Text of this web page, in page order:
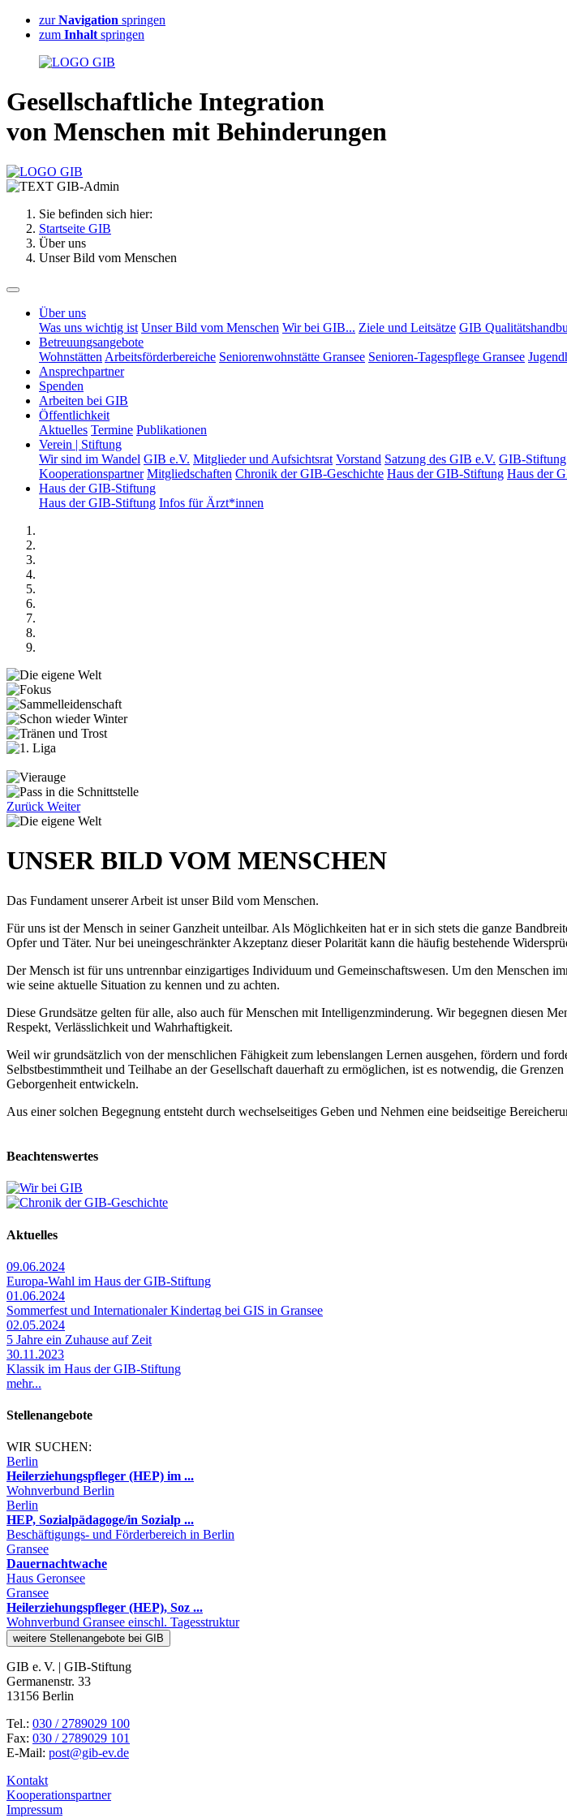
zurNavigation springen
zum Inhalt springen
Gesellschaftliche Integration
von Menschen mit Behinderungen
Sie befinden sich hier:
Startseite GIB
Über uns
Unser Bild vom Menschen
Über uns
Was uns wichtig ist Unser Bild vom Menschen Wir bei GIB... Ziele und Leitsätze GIB
Betreuungsangebote
Wohnstätten Arbeitsförderbereiche Seniorenwohnstätte Gransee Senioren-Tagespflege Gransee
Ansprechpartner
Spenden
Arbeiten bei GIB
Öffentlichkeit
Aktuelles Termine Publikationen
Verein | Stiftung
Wir sind im Wandel GIB e.V. Mitglieder und Aufsichtsrat Vorstand Satzung des GIB e.V. GIB-Stiftung
Kooperationspartner Mitgliedschaften Chronik der GIB-Geschichte Haus der GIB-Stiftung Haus der
Haus der GIB-Stiftung
Haus der GIB-Stiftung Infos für Ärzt*innen
Zurück Weiter
UNSER BILD VOM MENSCHEN
Das Fundament unserer Arbeit ist unser Bild vom Menschen.
Für uns ist der Mensch in seiner Ganzheit unteilbar. Als Möglichkeiten hat er in sich stets die ganze
Opfer und Täter. Nur bei uneingeschränkter Akzeptanz dieser Polarität kann die häufig bestehende
Der Mensch ist für uns untrennbar einzigartiges Individuum und Gemeinschafts­wesen. Um den Menschen
wie seine aktuelle Situation zu kennen und zu achten.
Diese Grundsätze gelten für alle, also auch für Menschen mit Intelligenz­minderung. Wir begegnen diesen
Respekt, Verläss­lichkeit und Wahrhaftigkeit.
Weil wir grundsätzlich von der menschlichen Fähigkeit zum lebenslangen Lernen ausgehen, fördern und
Selbstbestimmtheit und Teilhabe an der Gesellschaft dauerhaft zu ermöglichen, ist es notwendig, die
Geborgenheit entwickeln.
Aus einer solchen Begegnung entsteht durch wechselseitiges Geben und Nehmen eine beidseitige
Beachtenswertes
Aktuelles
09.06.2024
Europa-Wahl im Haus der GIB-Stiftung
01.06.2024
Sommerfest und Internationaler Kindertag bei GIS in Gransee
02.05.2024
5 Jahre ein Zuhause auf Zeit
30.11.2023
Klassik im Haus der GIB-Stiftung
mehr...
Stellenangebote
WIR SUCHEN:
Berlin
Heilerziehungspfleger (HEP) im ...
Wohnverbund Berlin
Berlin
HEP, Sozialpädagoge/in Sozialp ...
Beschäftigungs- und Förderbereich in Berlin
Gransee
Dauernachtwache
Haus Geronsee
Gransee
Heilerziehungspfleger (HEP), Soz ...
Wohnverbund Gransee einschl. Tagesstruktur
weitere Stellenangebote bei GIB
GIB e. V. | GIB-Stiftung
Germanenstr. 33
13156 Berlin
Tel.: 030 / 2789029 100
Fax: 030 / 2789029 101
E-Mail: post@gib-ev.de
Kontakt
Kooperationspartner
Impressum